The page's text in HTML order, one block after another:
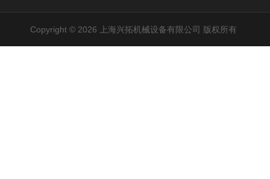
Copyright © 2026 上海兴拓机械设备有限公司 版权所有